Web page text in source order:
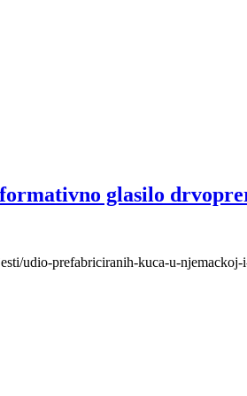
glasilo
udio-prefabriciranih-kuca-u-